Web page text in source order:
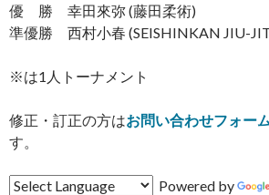
優 勝 幸田來弥 (藤田柔術)
準優勝 西村小春 (SEISHINKAN JIU-
※は1人トーナメント
修正・訂正の方はお問い合わせフォー
す。
Powered by